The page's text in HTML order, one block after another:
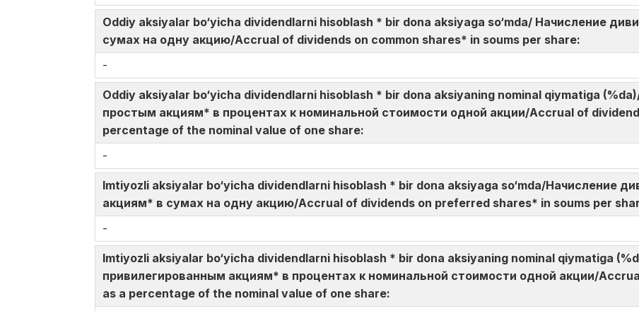
Oddiy aksiyalar bo‘yicha dividendlarni hisoblash * bir dona aksiyaga so‘mda/ Начисление
сумах на одну акцию/Accrual of dividends on common shares* in soums per share:
-
Oddiy aksiyalar bo‘yicha dividendlarni hisoblash * bir dona aksiyaning nominal qiymatiga
простым акциям* в процентах к номинальной стоимости одной акции/Accrual of
percentage of the nominal value of one share:
-
Imtiyozli aksiyalar bo‘yicha dividendlarni hisoblash * bir dona aksiyaga so‘mda/Начисление
акциям* в сумах на одну акцию/Accrual of dividends on preferred shares* in soums per
-
Imtiyozli aksiyalar bo‘yicha dividendlarni hisoblash * bir dona aksiyaning nominal qiymatiga
привилегированным акциям* в процентах к номинальной стоимости одной акции/
as a percentage of the nominal value of one share: